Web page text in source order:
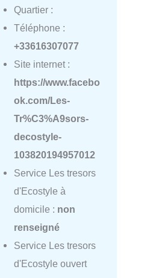
Quartier :
Téléphone :
+33616307077
Site internet :
https://www.facebo
ok.com/Les-
Tr%C3%A9sors-
decostyle-
103820194957012
Service Les tresors
d'Ecostyle à
domicile : non
renseigné
Service Les tresors
d'Ecostyle ouvert